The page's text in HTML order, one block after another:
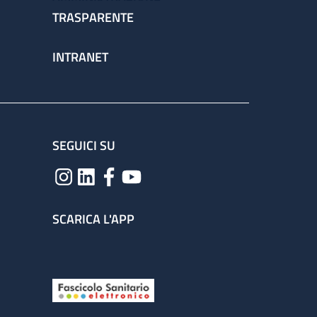
TRASPARENTE
INTRANET
SEGUICI SU
SCARICA L'APP